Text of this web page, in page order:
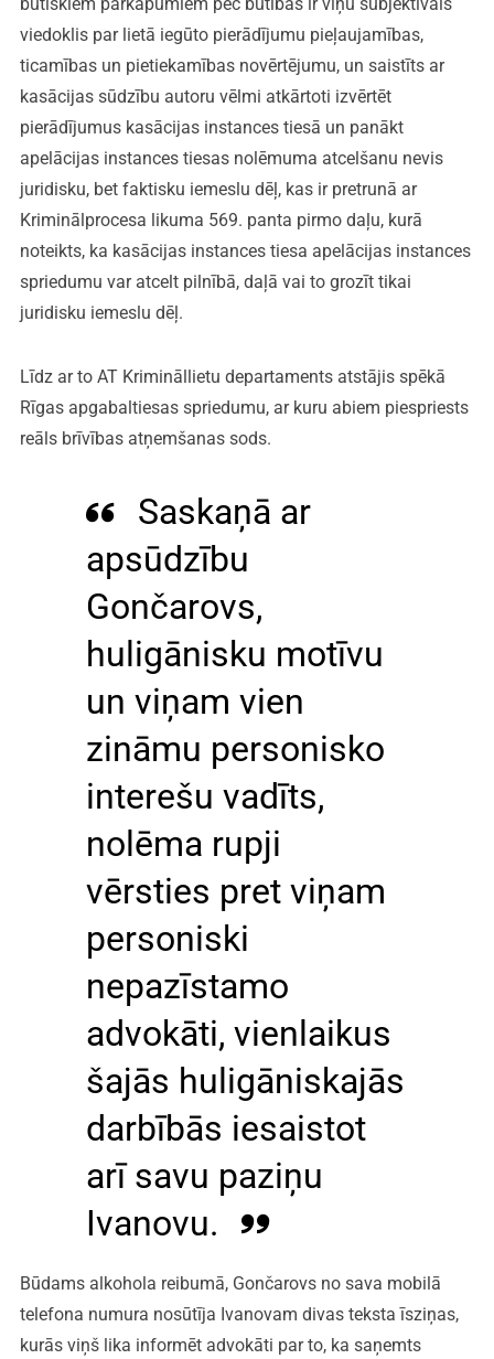
viedoklis par lietā iegūto pierādījumu pieļaujamības,
ticamības un pietiekamības novērtējumu, un saistīts ar
kasācijas sūdzību autoru vēlmi atkārtoti izvērtēt
pierādījumus kasācijas instances tiesā un panākt
apelācijas instances tiesas nolēmuma atcelšanu nevis
juridisku, bet faktisku iemeslu dēļ, kas ir pretrunā ar
Kriminālprocesa likuma 569. panta pirmo daļu, kurā
noteikts, ka kasācijas instances tiesa apelācijas instances
spriedumu var atcelt pilnībā, daļā vai to grozīt tikai
juridisku iemeslu dēļ.
Līdz ar to AT Krimināllietu departaments atstājis spēkā
Rīgas apgabaltiesas spriedumu, ar kuru abiem piespriests
reāls brīvības atņemšanas sods.
Saskaņā ar
apsūdzību
Gončarovs,
huligānisku motīvu
un viņam vien
zināmu personisko
interešu vadīts,
nolēma rupji
vērsties pret viņam
personiski
nepazīstamo
advokāti, vienlaikus
šajās huligāniskajās
darbībās iesaistot
arī savu paziņu
Ivanovu.
Būdams alkohola reibumā, Gončarovs no sava mobilā
telefona numura nosūtīja Ivanovam divas teksta īsziņas,
kurās viņš lika informēt advokāti par to, ka saņemts